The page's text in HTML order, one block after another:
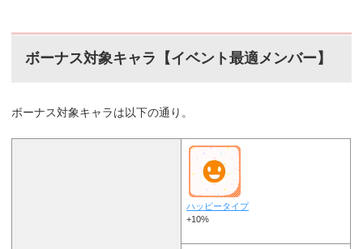
ボーナス対象キャラ【イベント最適メンバー】
ボーナス対象キャラは以下の通り。
ハッピータイプ
+10%